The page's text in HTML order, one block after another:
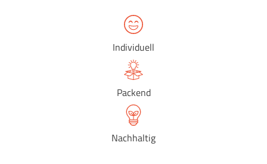
Individuell
Packend
Nachhaltig